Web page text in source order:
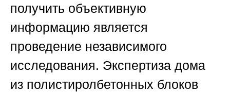
получить объективную
информацию является
проведение независимого
исследования. Экспертиза дома
из полистиролбетонных блоков